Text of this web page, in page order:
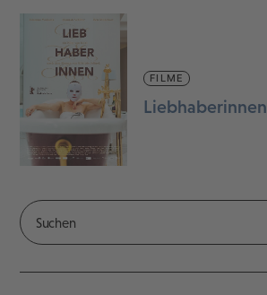
FILME
Liebhaberinnen